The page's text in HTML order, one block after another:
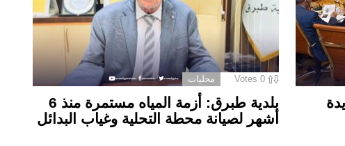
0
Votes محليات
بلدية طبرق: أزمة المياه مستمرة منذ 6
أشهر لصيانة محطة التحلية وغياب البدائل ‏